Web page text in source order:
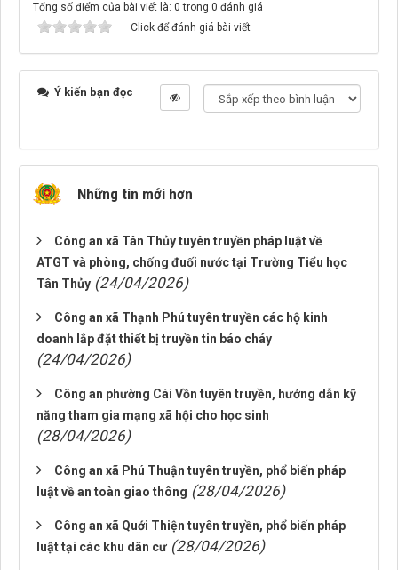
Tổng số điểm của bài viết là: 0 trong 0 đánh giá
Click để đánh giá bài viết
Ý kiến bạn đọc
Những tin mới hơn
Công an xã Tân Thủy tuyên truyền pháp luật về
ATGT và phòng, chống đuối nước tại Trường Tiểu học
Tân Thủy (24/04/2026)
Công an xã Thạnh Phú tuyên truyền các hộ kinh
doanh lắp đặt thiết bị truyền tin báo cháy
(24/04/2026)
Công an phường Cái Vồn tuyên truyền, hướng dẫn kỹ
năng tham gia mạng xã hội cho học sinh
(28/04/2026)
Công an xã Phú Thuận tuyên truyền, phổ biến pháp
luật về an toàn giao thông (28/04/2026)
Công an xã Quới Thiện tuyên truyền, phổ biến pháp
luật tại các khu dân cư (28/04/2026)